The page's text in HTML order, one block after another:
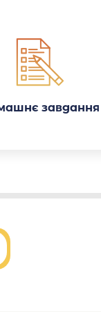
завдання